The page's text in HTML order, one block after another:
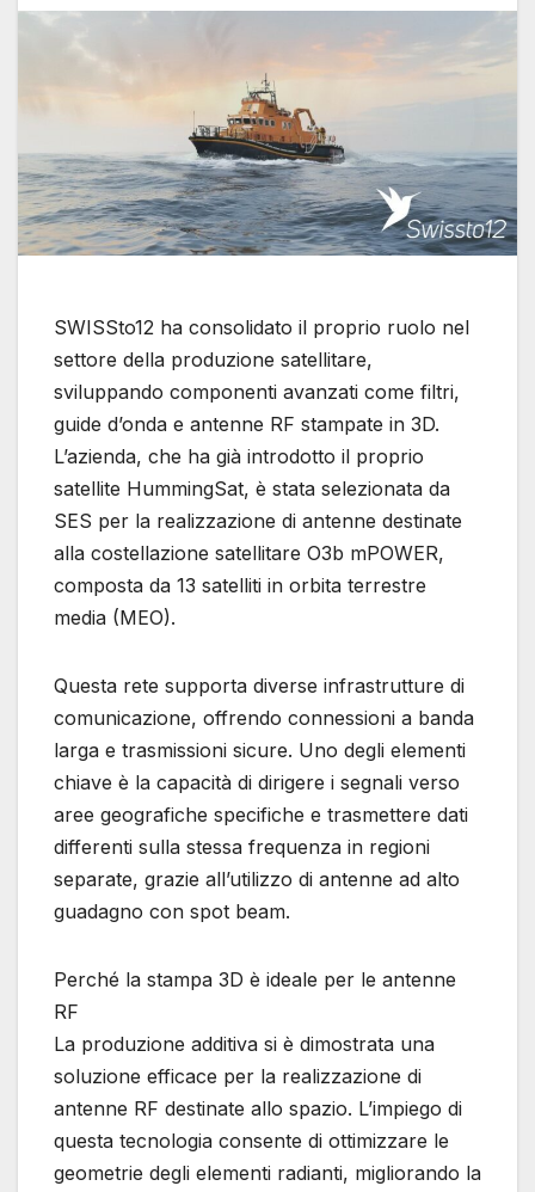
SWISSto12 ha consolidato il proprio ruolo nel
settore della produzione satellitare,
sviluppando componenti avanzati come filtri,
guide d’onda e antenne RF stampate in 3D.
L’azienda, che ha già introdotto il proprio
satellite HummingSat, è stata selezionata da
SES per la realizzazione di antenne destinate
alla costellazione satellitare O3b mPOWER,
composta da 13 satelliti in orbita terrestre
media (MEO).
Questa rete supporta diverse infrastrutture di
comunicazione, offrendo connessioni a banda
larga e trasmissioni sicure. Uno degli elementi
chiave è la capacità di dirigere i segnali verso
aree geografiche specifiche e trasmettere dati
differenti sulla stessa frequenza in regioni
separate, grazie all’utilizzo di antenne ad alto
guadagno con spot beam.
Perché la stampa 3D è ideale per le antenne
RF
La produzione additiva si è dimostrata una
soluzione efficace per la realizzazione di
antenne RF destinate allo spazio. L’impiego di
questa tecnologia consente di ottimizzare le
geometrie degli elementi radianti, migliorando la